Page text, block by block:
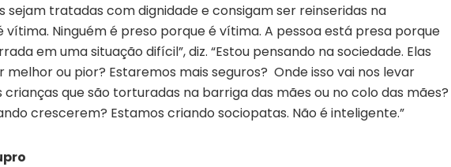
sejam tratadas com dignidade e consigam ser reinseridas na
vítima. Ninguém é preso porque é vítima. A pessoa está presa porque
em uma situação difícil”, diz. “Estou pensando na sociedade. Elas
melhor ou pior? Estaremos mais seguros? Onde isso vai nos levar
crianças que são torturadas na barriga das mães ou no colo das mães?
crescerem? Estamos criando sociopatas. Não é inteligente.”